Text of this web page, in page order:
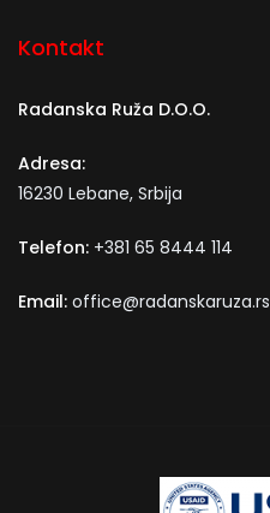
Kontakt
Radanska Ruža D.O.O.
Adresa:
16230 Lebane, Srbija
Telefon: +381 65 8444 114
Email: office@radanskaruza.rs